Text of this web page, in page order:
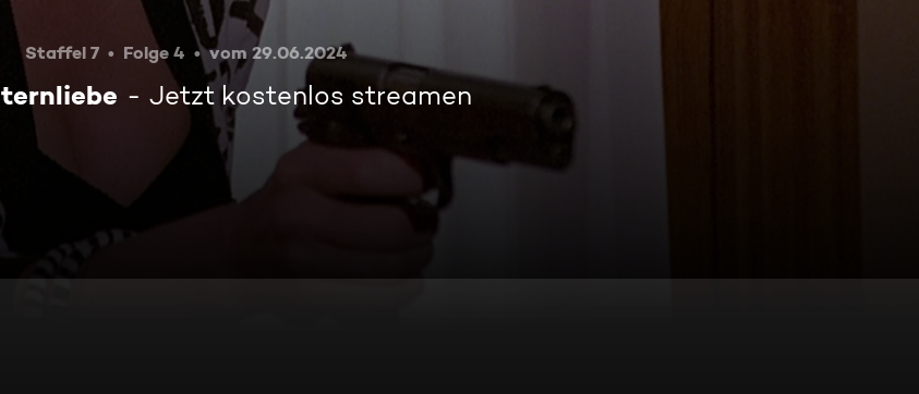
Staffel 7 Folge 4 vom 29.06.2024
Jetzt kostenlos streamen